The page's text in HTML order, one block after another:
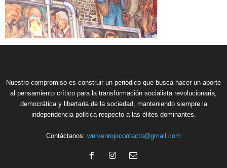
Nuestro compromiso es construir un periódico que busca hacer un aporte
al pensamiento crítico para la transformación socialista revolucionaria,
democrática y libertaria de la sociedad, manteniendo siempre la
independencia política respecto a las élites dominantes.
Contáctanos: werkenrojocontacto@gmail.com